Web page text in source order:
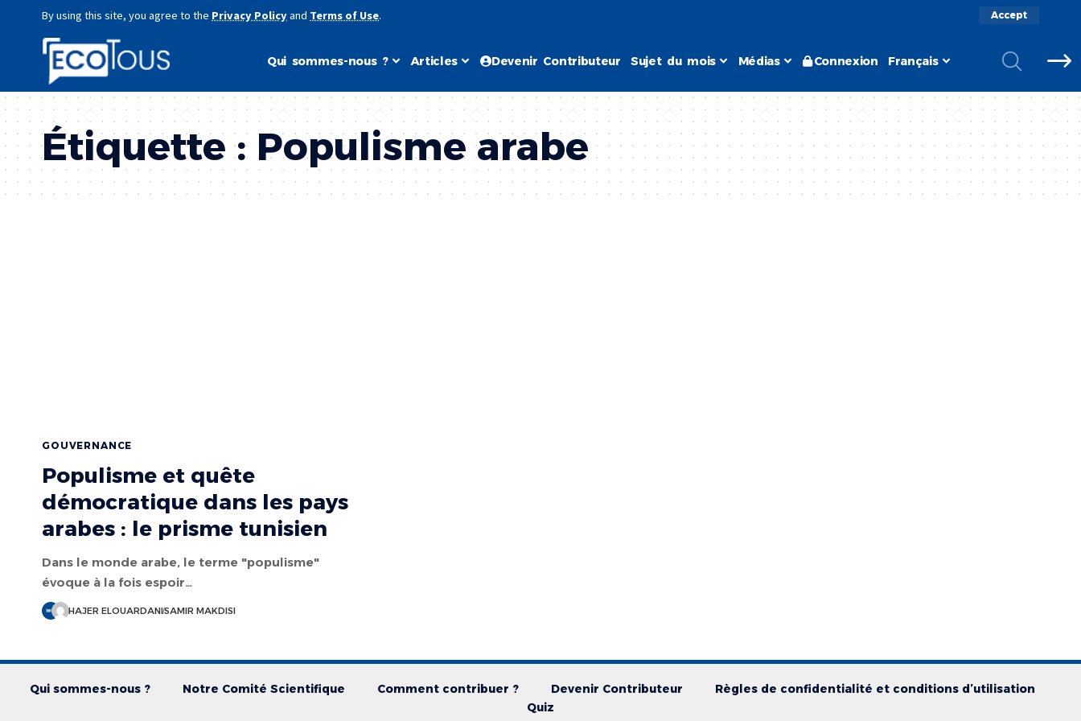
By using this site, you agree to the Privacy Policyand Terms of Use. Accept
Qui sommes-nous ? Articles Devenir Contributeur Sujet du mois Médias Connexion Français
Étiquette : Populisme arabe
GOUVERNANCE
Populisme et quête
démocratique dans les pays
arabes : le prisme tunisien
Dans le monde arabe, le terme "populisme"
évoque à la fois espoir…
HAJER ELOUARDANISAMIR MAKDISI
Qui sommes-nous ? Notre Comité Scientifique Comment contribuer ? Devenir Contributeur
Règles de confidentialité et conditions d’utilisation
Quiz